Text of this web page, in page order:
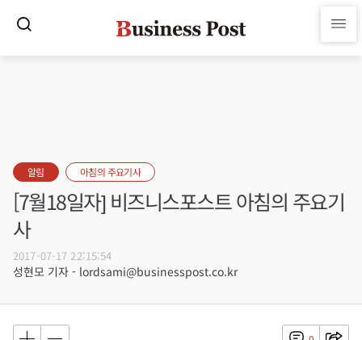
알림 아침의 주요기사
[7월18일자] 비즈니스포스트 아침의 주요기
사
2017-07-17 22:15:54
성현모 기자 - lordsami@businesspost.co.kr